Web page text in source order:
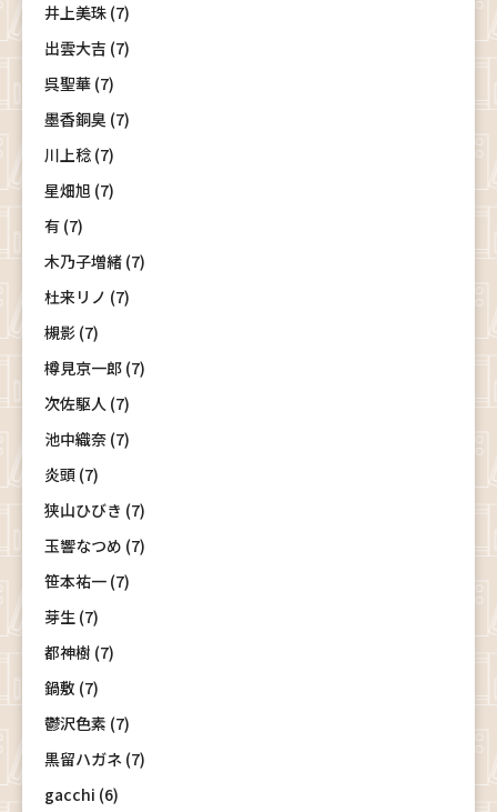
井上美珠 (7)
出雲大吉 (7)
呉聖華 (7)
墨香銅臭 (7)
川上稔 (7)
星畑旭 (7)
有 (7)
木乃子増緒 (7)
杜来リノ (7)
槻影 (7)
樽見京一郎 (7)
次佐駆人 (7)
池中織奈 (7)
炎頭 (7)
狭山ひびき (7)
玉響なつめ (7)
笹本祐一 (7)
芽生 (7)
都神樹 (7)
鍋敷 (7)
鬱沢色素 (7)
黒留ハガネ (7)
gacchi (6)